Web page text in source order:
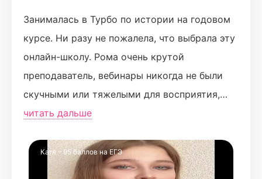
Занималась в Турбо по истории на годовом
курсе. Ни разу не пожалела, что выбрала эту
онлайн-школу. Рома очень крутой
преподаватель, вебинары никогда не были
скучными или тяжелыми для восприятия,
если смотришь онлайн, всегда работает чат,
Отдельно хочу сказать про домашки и
личный кабинет. Три раза в неделю была
читать дальше
Катя – 95 баллов на ЕГЭ